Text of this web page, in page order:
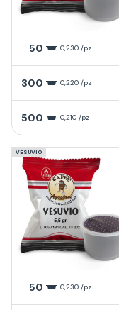
50 0,230 /pz
300 0,220 /pz
500 0,210 /pz
VESUVIO
50 0,230 /pz